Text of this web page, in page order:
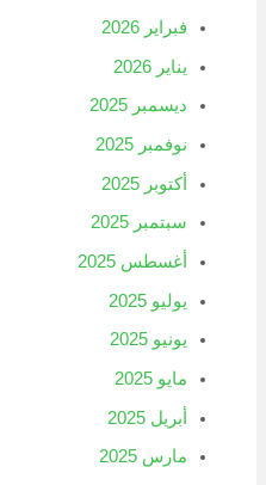
فبراير 2026
يناير 2026
ديسمبر 2025
نوفمبر 2025
أكتوبر 2025
سبتمبر 2025
أغسطس 2025
يوليو 2025
يونيو 2025
مايو 2025
أبريل 2025
مارس 2025